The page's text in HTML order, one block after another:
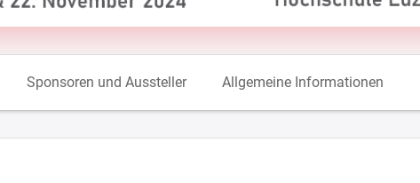
Sponsoren und Aussteller Allgemeine Informationen